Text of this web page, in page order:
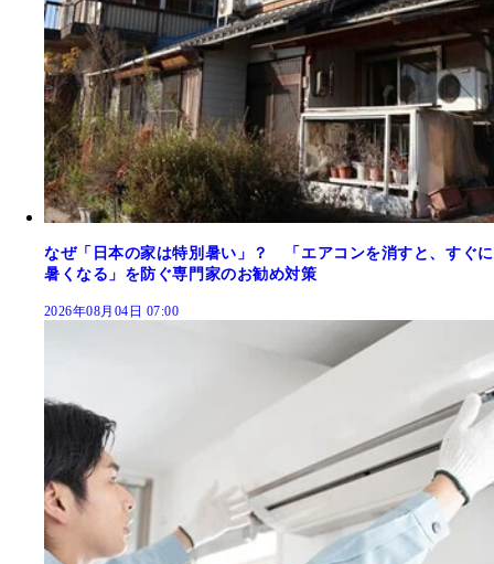
なぜ「日本の家は特別暑い」？ 「エアコンを消すと、すぐに
暑くなる」を防ぐ専門家のお勧め対策
2026年08月04日 07:00